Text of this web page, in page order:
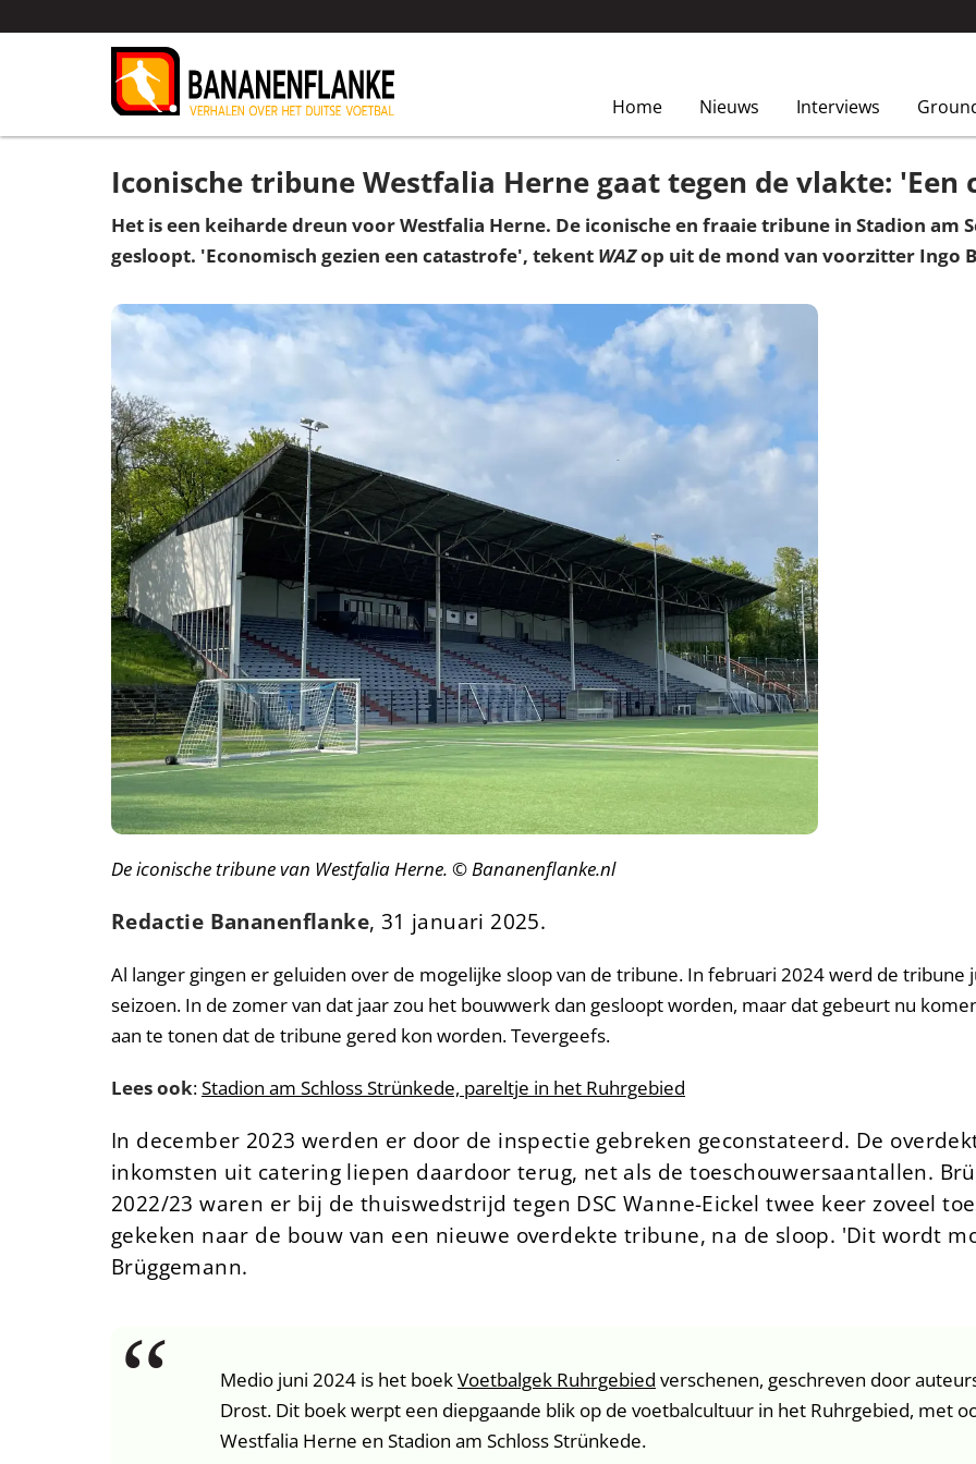
Home Nieuws Interviews
Iconische tribune Westfalia Herne gaat tegen de vlakte: 'Een
Het is een keiharde dreun voor Westfalia Herne. De iconische en fraaie tribune in Stadion am
gesloopt. 'Economisch gezien een catastrofe', tekent WAZop uit de mond van voorzitter Ingo
De iconische tribune van Westfalia Herne. © Bananenflanke.nl
Redactie Bananenflanke, 31 januari 2025.
Al langer gingen er geluiden over de mogelijke sloop van de tribune. In februari 2024 werd de
seizoen. In de zomer van dat jaar zou het bouwwerk dan gesloopt worden, maar dat gebeurt nu
aan te tonen dat de tribune gered kon worden. Tevergeefs.
Lees ook:Stadion am Schloss Strünkede, pareltje in het Ruhrgebied
In december 2023 werden er door de inspectie gebreken geconstateerd. De
inkomsten uit catering liepen daardoor terug, net als de toeschouwersaantallen.
2022/23 waren er bij de thuiswedstrijd tegen DSC Wanne-Eickel twee keer zoveel
gekeken naar de bouw van een nieuwe overdekte tribune, na de sloop. 'Dit wordt
Brüggemann.
Medio juni 2024 is het boekVoetbalgek Ruhrgebied verschenen, geschreven door
Drost. Dit boek werpt een diepgaande blik op de voetbalcultuur in het Ruhrgebied, met
Westfalia Herne en Stadion am Schloss Strünkede.